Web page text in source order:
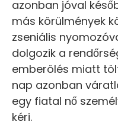
azonban jóval
más körülmények
zseniális
dolgozik a
emberölés miatt
nap azonban
egy fiatal nő
kéri.